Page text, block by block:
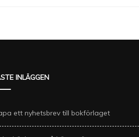
INLÄGGEN
ett nyhetsbrev till bokförlaget